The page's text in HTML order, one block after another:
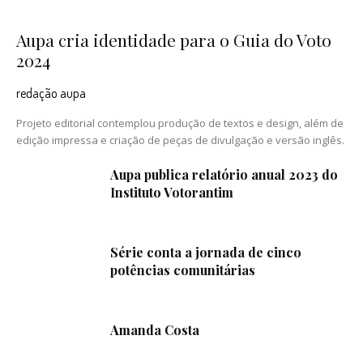
Aupa cria identidade para o Guia do Voto
2024
redação aupa
Projeto editorial contemplou produção de textos e design, além de
edição impressa e criação de peças de divulgação e versão inglês.
Aupa publica relatório anual 2023 do
Instituto Votorantim
Série conta a jornada de cinco
potências comunitárias
Amanda Costa